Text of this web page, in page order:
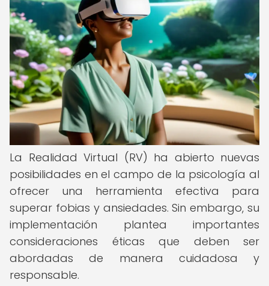
La Realidad Virtual (RV) ha abierto nuevas
posibilidades en el campo de la psicología al
ofrecer una herramienta efectiva para
superar fobias y ansiedades. Sin embargo, su
implementación plantea importantes
consideraciones éticas que deben ser
abordadas de manera cuidadosa y
responsable.